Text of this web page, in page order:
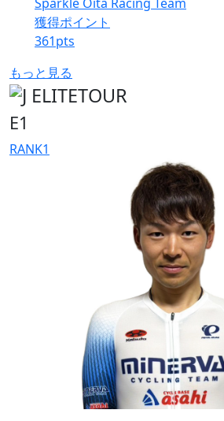
獲得ポイント
361pts
もっと見る
E1
RANK1